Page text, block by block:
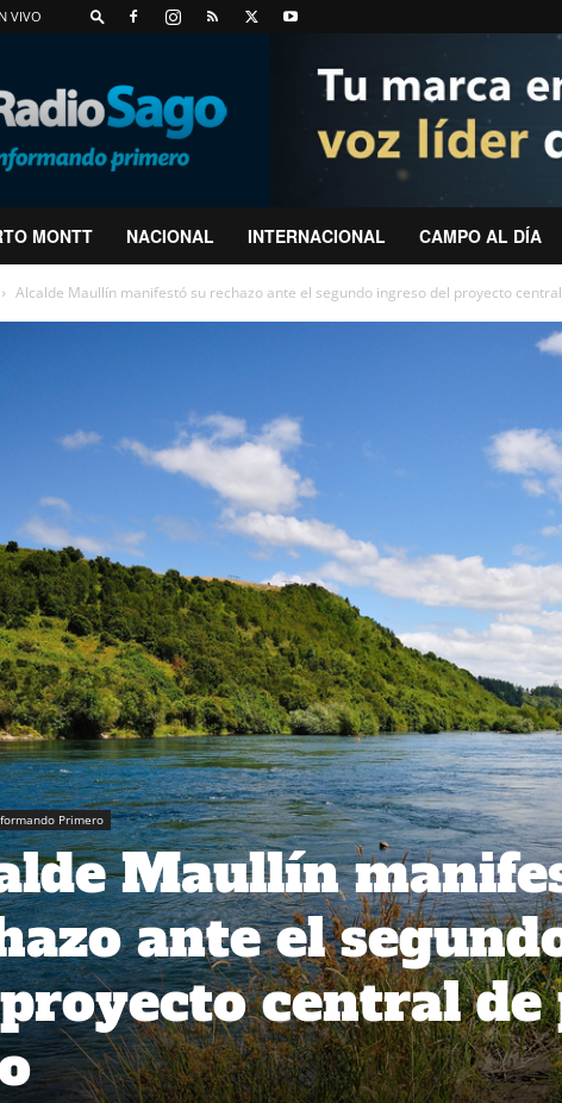
VIVO
MONTT NACIONAL INTERNACIONAL CAMPO AL DÍA
Alcalde Maullín manifestó su rechazo ante el segundo ingreso del proyecto
Primero
Maullín
ante el
central de